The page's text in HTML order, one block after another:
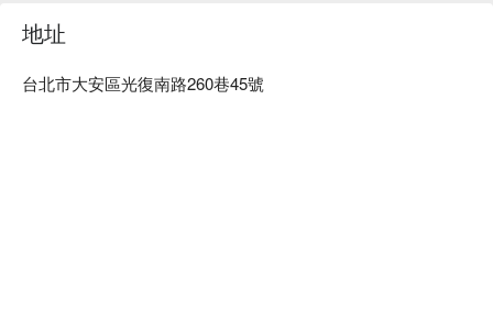
貼心服務：私人包廂、有停車位、提供兒童餐具、提供兒童座
地址
台北市大安區光復南路260巷45號